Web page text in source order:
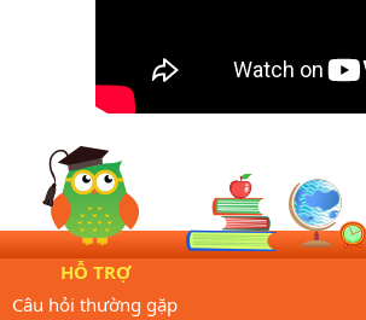
HỖ TRỢ
Câu hỏi thường gặp